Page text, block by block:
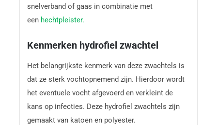
snelverband of gaas in combinatie met
een hechtpleister.
Kenmerken hydrofiel zwachtel
Het belangrijkste kenmerk van deze zwachtels is
dat ze sterk vochtopnemend zijn. Hierdoor wordt
het eventuele vocht afgevoerd en verkleint de
kans op infecties. Deze hydrofiel zwachtels zijn
gemaakt van katoen en polyester.